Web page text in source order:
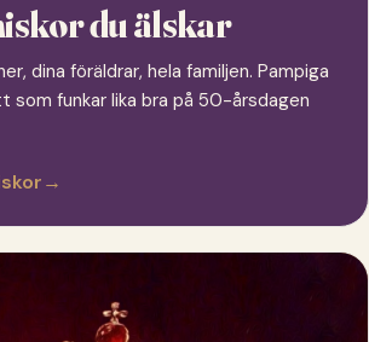
du älskar
dina föräldrar, hela familjen. Pampiga
som funkar lika bra på 50-årsdagen
→